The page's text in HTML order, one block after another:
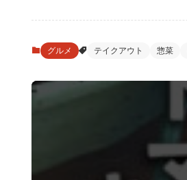
グルメ テイクアウト 惣菜